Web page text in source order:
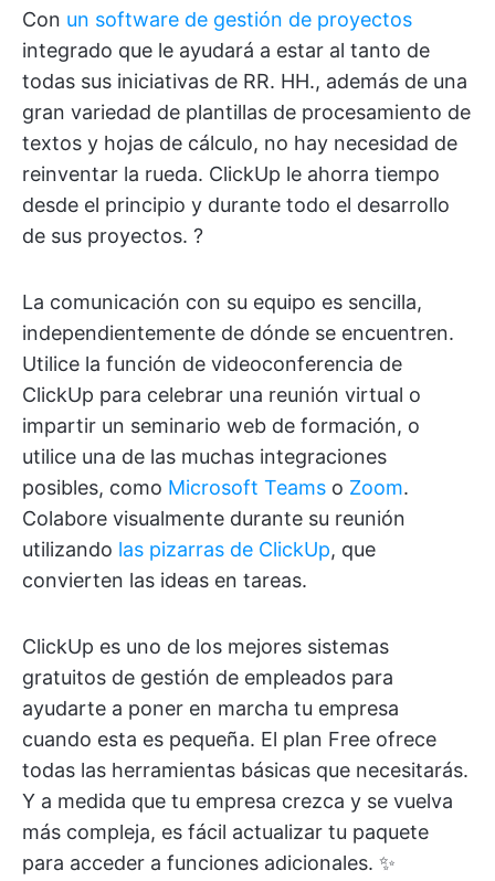
Con un software de gestión de proyectos
integrado que le ayudará a estar al tanto de
todas sus iniciativas de RR. HH., además de una
gran variedad de plantillas de procesamiento de
textos y hojas de cálculo, no hay necesidad de
reinventar la rueda. ClickUp le ahorra tiempo
desde el principio y durante todo el desarrollo
de sus proyectos. ?
La comunicación con su equipo es sencilla,
independientemente de dónde se encuentren.
Utilice la función de videoconferencia de
ClickUp para celebrar una reunión virtual o
impartir un seminario web de formación, o
utilice una de las muchas integraciones
posibles, como Microsoft Teams o Zoom.
Colabore visualmente durante su reunión
utilizando las pizarras de ClickUp, que
convierten las ideas en tareas.
ClickUp es uno de los mejores sistemas
gratuitos de gestión de empleados para
ayudarte a poner en marcha tu empresa
cuando esta es pequeña. El plan Free ofrece
todas las herramientas básicas que necesitarás.
Y a medida que tu empresa crezca y se vuelva
más compleja, es fácil actualizar tu paquete
para acceder a funciones adicionales. ✨